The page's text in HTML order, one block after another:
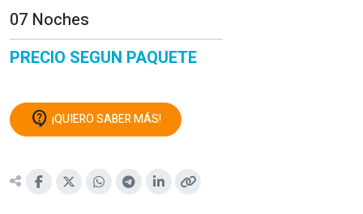
07 Noches
PRECIO SEGUN PAQUETE
contact_support ¡QUIERO SABER MÁS!